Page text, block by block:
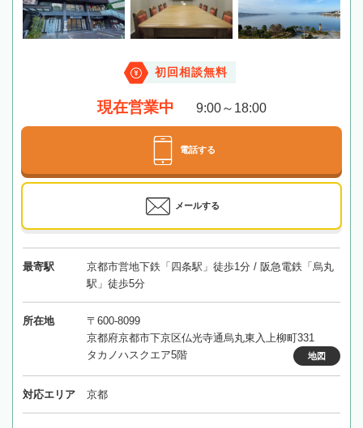
初回相談無料
現在営業中 9:00～18:00
電話する
メールする
最寄駅
京都市営地下鉄「四条駅」徒歩1分 / 阪急電鉄「烏丸
駅」徒歩5分
所在地
〒600-8099
京都府京都市下京区仏光寺通烏丸東入上柳町331
タカノハスクエア5階
地図
対応エリア 京都